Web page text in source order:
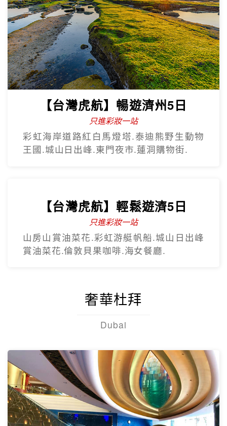
【台灣虎航】閒情釜慶精彩5日
不進保肝
虎航.慶州歷史文化巡禮.松島龍宮雲橋.膠囊
列車.海上纜車.The Bay101.
【台灣虎航】暢遊濟州5日
只進彩妝一站